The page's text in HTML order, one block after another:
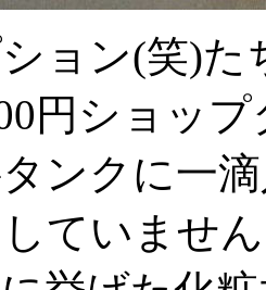
ョン(笑)た
円ショッ
ンクに一
ていませ